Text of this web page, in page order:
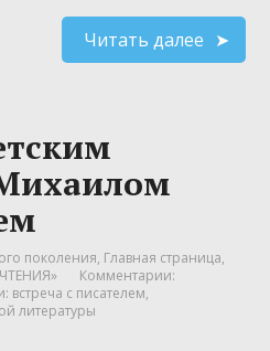
Читать далее
поколения, Главная страница,
Комментарии:
встреча с писателем,
литературы